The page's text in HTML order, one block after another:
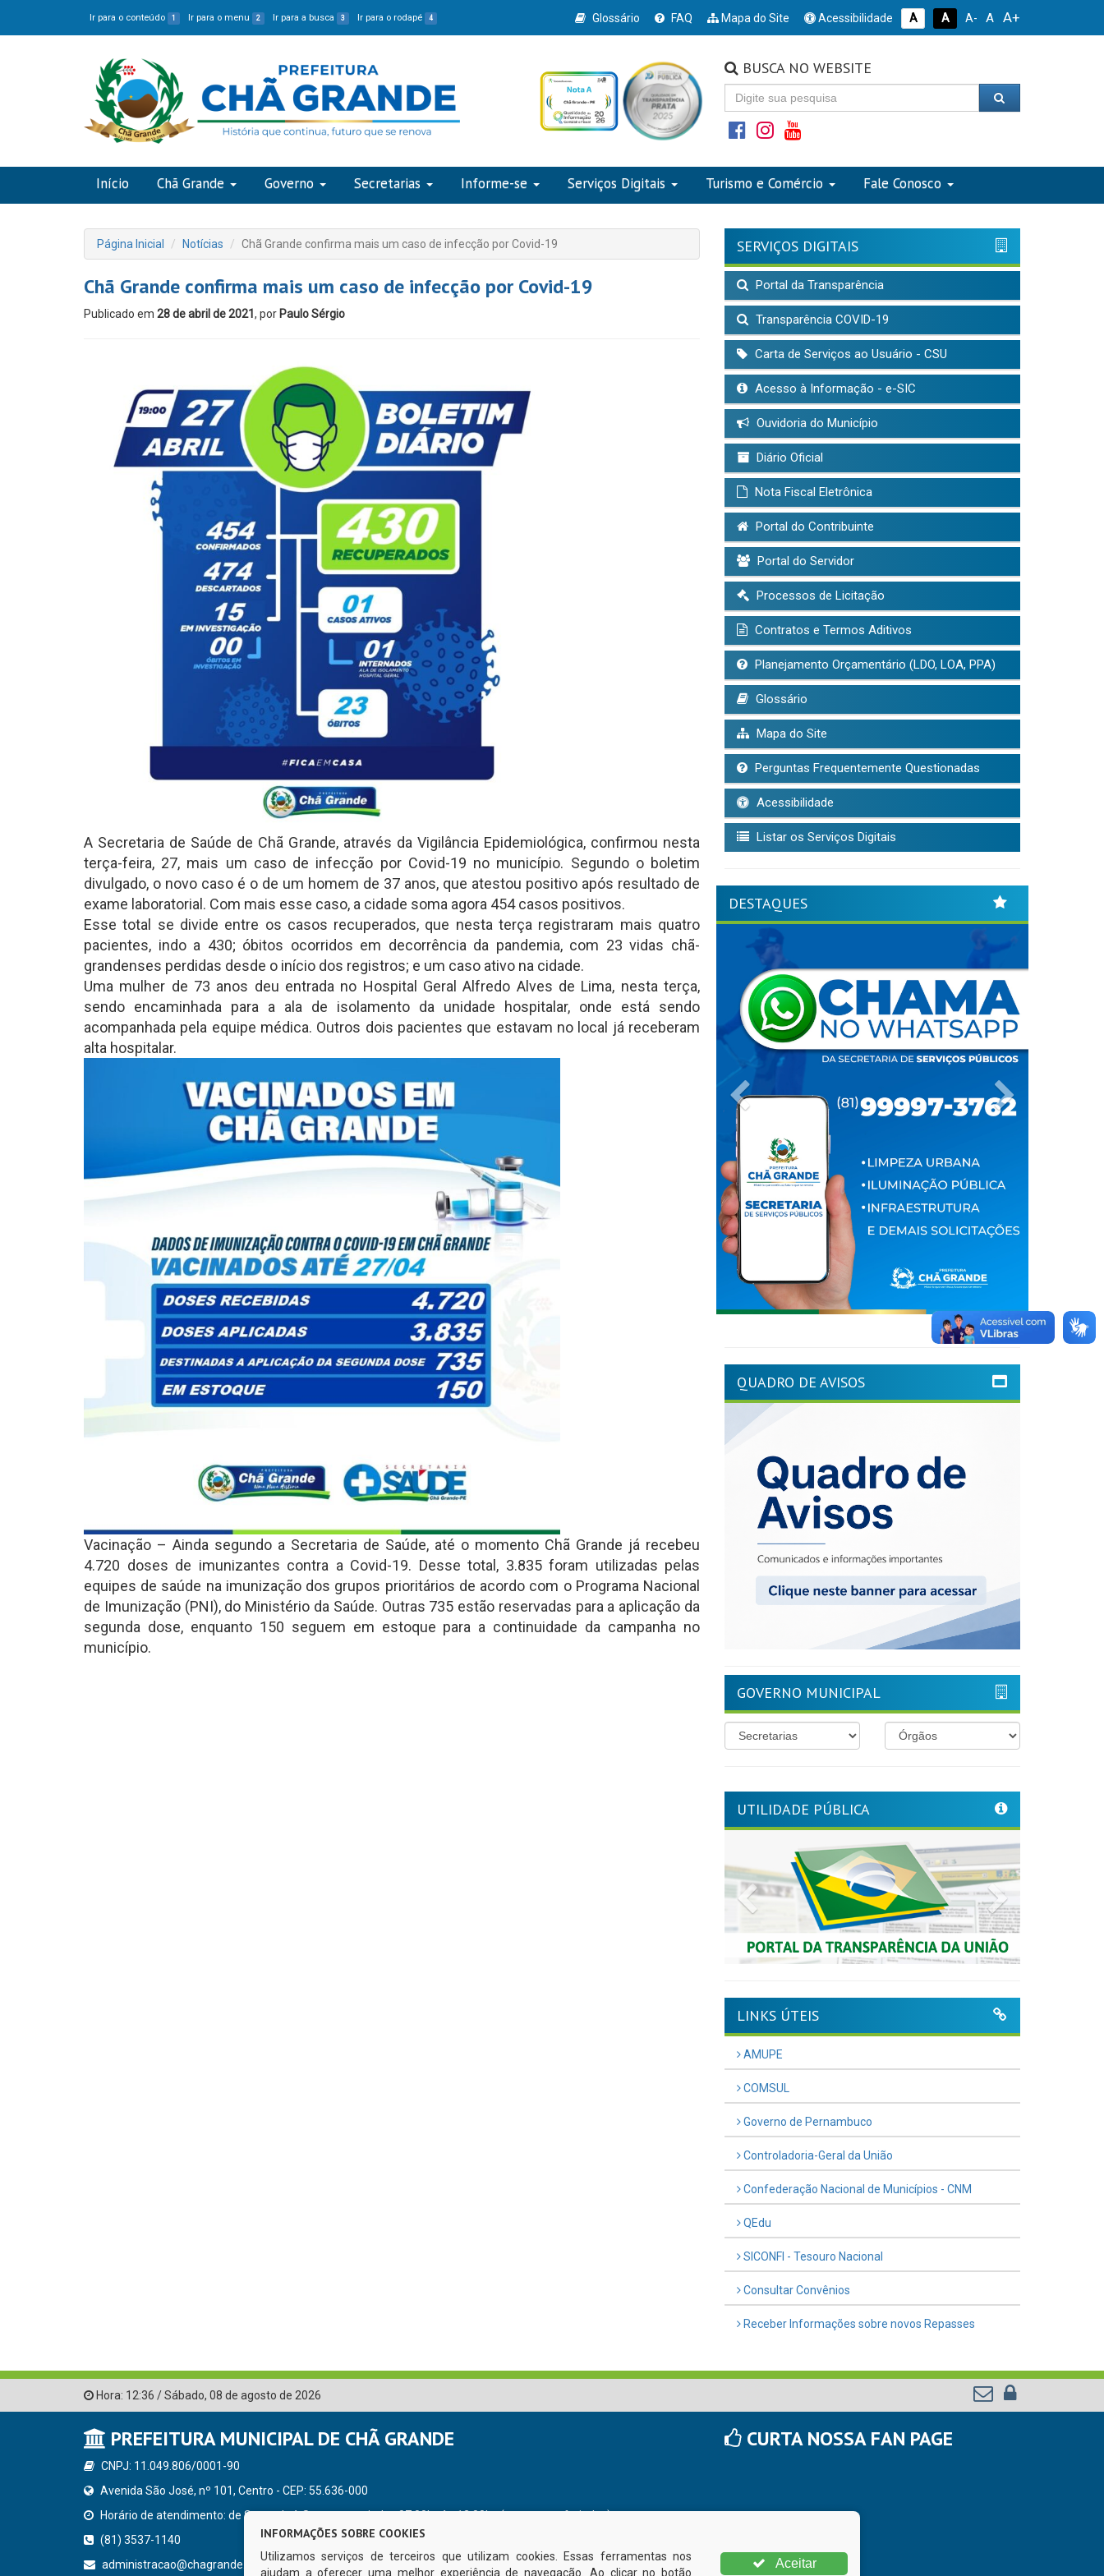
Ir para o conteúdo 1 Ir para o menu 2 Ir para a busca 3 Ir para o rodapé 4 Glossário FAQ Mapa do Site Acessibilidade A A A- A A+
BUSCA NO WEBSITE
Início Chã Grande Governo Secretarias Informe-se Serviços Digitais Turismo e Comércio Fale Conosco
Página Inicial Notícias Chã Grande confirma mais um caso de infecção por Covid-19
Chã Grande confirma mais um caso de infecção por Covid-19
Publicado em 28 de abril de 2021 , por Paulo Sérgio
A Secretaria de Saúde de Chã Grande, através da Vigilância Epidemiológica, confirmou nesta
terça-feira, 27, mais um caso de infecção por Covid-19 no município. Segundo o boletim
divulgado, o novo caso é o de um homem de 37 anos, que atestou positivo após resultado de
exame laboratorial. Com mais esse caso, a cidade soma agora 454 casos positivos.
Esse total se divide entre os casos recuperados, que nesta terça registraram mais quatro
pacientes, indo a 430; óbitos ocorridos em decorrência da pandemia, com 23 vidas chã-
grandenses perdidas desde o início dos registros; e um caso ativo na cidade.
Uma mulher de 73 anos deu entrada no Hospital Geral Alfredo Alves de Lima, nesta terça,
sendo encaminhada para a ala de isolamento da unidade hospitalar, onde está sendo
acompanhada pela equipe médica. Outros dois pacientes que estavam no local já receberam
alta hospitalar.
Vacinação – Ainda segundo a Secretaria de Saúde, até o momento Chã Grande já recebeu
4.720 doses de imunizantes contra a Covid-19. Desse total, 3.835 foram utilizadas pelas
equipes de saúde na imunização dos grupos prioritários de acordo com o Programa Nacional
de Imunização (PNI), do Ministério da Saúde. Outras 735 estão reservadas para a aplicação da
segunda dose, enquanto 150 seguem em estoque para a continuidade da campanha no
município.
SERVIÇOS DIGITAIS
Portal da Transparência
Transparência COVID-19
Carta de Serviços ao Usuário - CSU
Acesso à Informação - e-SIC
Ouvidoria do Município
Diário Oficial
Nota Fiscal Eletrônica
Portal do Contribuinte
Portal do Servidor
Processos de Licitação
Contratos e Termos Aditivos
Planejamento Orçamentário (LDO, LOA, PPA)
Glossário
Mapa do Site
Perguntas Frequentemente Questionadas
Acessibilidade
Listar os Serviços Digitais
DESTAQUES
Previous
QUADRO DE AVISOS
GOVERNO MUNICIPAL
UTILIDADE PÚBLICA
Previous
LINKS ÚTEIS
AMUPE
COMSUL
Governo de Pernambuco
Controladoria-Geral da União
Confederação Nacional de Municípios - CNM
QEdu
SICONFI - Tesouro Nacional
Consultar Convênios
Receber Informações sobre novos Repasses
Hora: 12:36 /Sábado, 08 de agosto de 2026
PREFEITURA MUNICIPAL DE CHÃ GRANDE
CNPJ: 11.049.806/0001-90
Avenida São José, nº 101, Centro - CEP: 55.636-000
Horário de atendimento: de Segunda à Sexta, a partir das 07:00hs às 13:00hs (exceto nos feriados)
(81) 3537-1140
administracao@chagrande.pe.gov.br
CURTA NOSSA FAN PAGE
INFORMAÇÕES SOBRE COOKIES
Utilizamos serviços de terceiros que utilizam cookies. Essas ferramentas nos
ajudam a oferecer uma melhor experiência de navegação. Ao clicar no botão
Aceitar